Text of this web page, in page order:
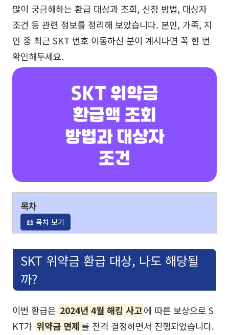
많이 궁금해하는 환급 대상과 조회, 신청 방법, 대상자
조건 등 관련 정보를 정리해 보았습니다. 본인, 가족, 지
인 중 최근 SKT 번호 이동하신 분이 계시다면 꼭 한 번
확인해두세요.
목차
📖 목차 보기
SKT 위약금 환급 대상, 나도 해당될
까?
이번 환급은 2024년 4월 해킹 사고에 따른 보상으로 S
KT가 위약금 면제를 전격 결정하면서 진행되었습니다.